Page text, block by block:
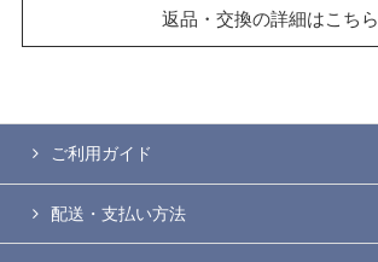
返品・交換の詳細はこちら
ご利用ガイド
配送・支払い方法